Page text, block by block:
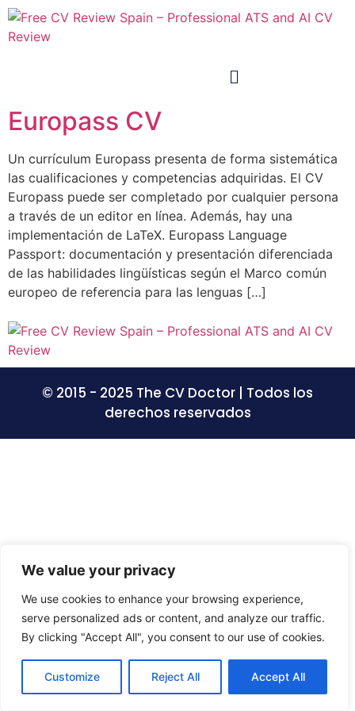
We value your privacy
We use cookies to enhance your browsing experience,
serve personalized ads or content, and analyze our traffic.
By clicking "Accept All", you consent to our use of cookies.
Customize Reject All Accept All
Europass CV
Un currículum Europass presenta de forma sistemática
las cualificaciones y competencias adquiridas. El CV
Europass puede ser completado por cualquier persona
a través de un editor en línea. Además, hay una
implementación de LaTeX. Europass Language
Passport: documentación y presentación diferenciada
de las habilidades lingüísticas según el Marco común
europeo de referencia para las lenguas […]
© 2015 - 2025 The CV Doctor | Todos los
derechos reservados